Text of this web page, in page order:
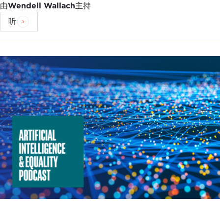
由Wendell Wallach主持
听